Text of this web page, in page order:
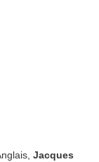
Jacques